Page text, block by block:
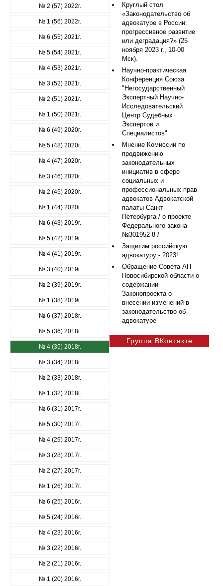
№ 2 (57) 2022г.
№ 1 (56) 2022г.
№ 6 (55) 2021г.
№ 5 (54) 2021г.
№ 4 (53) 2021г.
№ 3 (52) 2021г.
№ 2 (51) 2021г.
№ 1 (50) 2021г.
№ 6 (49) 2020г.
№ 5 (48) 2020г.
№ 4 (47) 2020г.
№ 3 (46) 2020г.
№ 2 (45) 2020г.
№ 1 (44) 2020г.
№ 6 (43) 2019г.
№ 5 (42) 2019г.
№ 4 (41) 2019г.
№ 3 (40) 2019г.
№ 2 (39) 2019г.
№ 1 (38) 2019г.
№ 6 (37) 2018г.
№ 5 (36) 2018г.
№ 4 (35) 2018г.
№ 3 (34) 2018г.
№ 2 (33) 2018г.
№ 1 (32) 2018г.
№ 6 (31) 2017г.
№ 5 (30) 2017г.
№ 4 (29) 2017г.
№ 3 (28) 2017г.
№ 2 (27) 2017г.
№ 1 (26) 2017г.
№ 6 (25) 2016г.
№ 5 (24) 2016г.
№ 4 (23) 2016г.
№ 3 (22) 2016г.
№ 2 (21) 2016г.
№ 1 (20) 2016г.
Круглый стол
«Законодательство об
адвокатуре в России:
прогрессивное развитие
или деградация?» (25
ноября 2023 г., 10-00
Мск).
Научно-практическая
Конференция Союза
"Негосударственный
Экспертный Научно-
Исследовательский
Центр Судебных
Экспертов и
Специалистов"
Мнение Комиссии по
продвижению
законодательных
инициатив в сфере
социальных и
профессиональных прав
адвокатов Адвокатской
палаты Санкт-
Петербурга / о проекте
Федерального закона
№301952-8 /
Защитим российскую
адвокатуру - 2023!
Обращение Совета АП
Новосибирской области о
содержании
Законопроекта о
внесении изменений в
законодательство об
адвокатуре
Группа ВКонтакте